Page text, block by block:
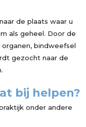
de plaats waar u
als geheel. Door de
bindweefsel
gezocht naar de
bij helpen?
onder andere